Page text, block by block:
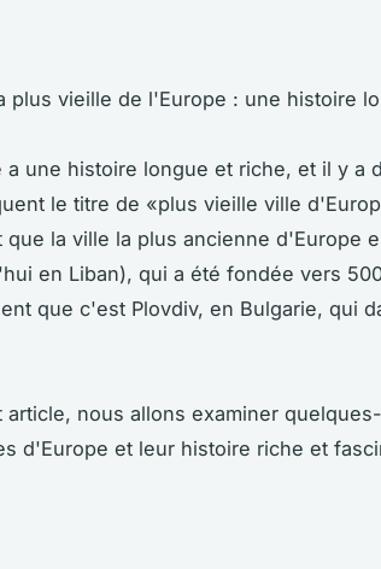
plus vieille de l'Europe : une histoire
a une histoire longue et riche, et il y a
le titre de «plus vieille ville
que la ville la plus ancienne d'Europe
en Liban), qui a été fondée vers
que c'est Plovdiv, en Bulgarie, qui
article, nous allons examiner
d'Europe et leur histoire riche et